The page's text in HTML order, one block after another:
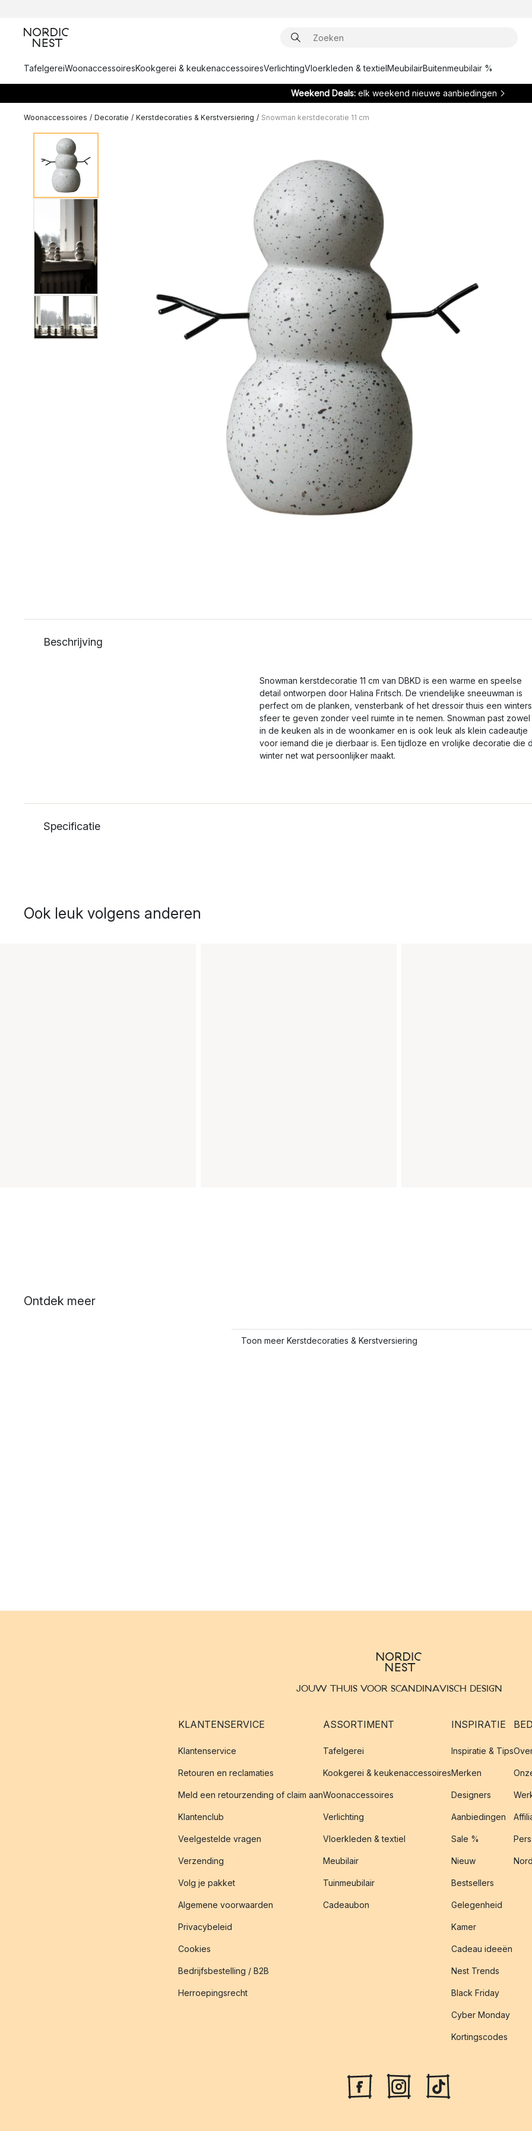
TafelgereiWoonaccessoiresKookgerei & keukenaccessoiresVerlichtingVloerkleden & textielMeubilairBuitenmeubilair %
Weekend Deals: elk weekend nieuwe aanbiedingen
Woonaccessoires / Decoratie / Kerstdecoraties & Kerstversiering / Snowman kerstdecoratie 11 cm
Beschrijving
Snowman kerstdecoratie 11 cm van DBKD is een warme en speelse
detail ontworpen door Halina Fritsch. De vriendelijke sneeuwman is
perfect om de planken, vensterbank of het dressoir thuis een
sfeer te geven zonder veel ruimte in te nemen. Snowman past zowel
in de keuken als in de woonkamer en is ook leuk als klein cadeautje
voor iemand die je dierbaar is. Een tijdloze en vrolijke decoratie die
winter net wat persoonlijker maakt.
Specificatie
Ook leuk volgens anderen
Ontdek meer
Toon meer Kerstdecoraties & Kerstversiering
JOUW THUIS VOOR SCANDINAVISCH DESIGN
KLANTENSERVICE
Klantenservice
Retouren en reclamaties
Meld een retourzending of claim aan
Klantenclub
Veelgestelde vragen
Verzending
Volg je pakket
Algemene voorwaarden
Privacybeleid
Cookies
Bedrijfsbestelling / B2B
Herroepingsrecht
ASSORTIMENT
Tafelgerei
Kookgerei & keukenaccessoires
Woonaccessoires
Verlichting
Vloerkleden & textiel
Meubilair
Tuinmeubilair
Cadeaubon
INSPIRATIE
Inspiratie & Tips
Merken
Designers
Aanbiedingen
Sale %
Nieuw
Bestsellers
Gelegenheid
Kamer
Cadeau ideeën
Nest Trends
Black Friday
Cyber Monday
Kortingscodes
Pers